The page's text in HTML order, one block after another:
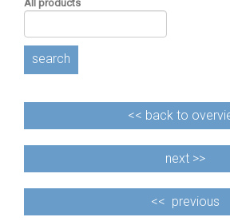
All products
search
<< back to
next >>
<< previous